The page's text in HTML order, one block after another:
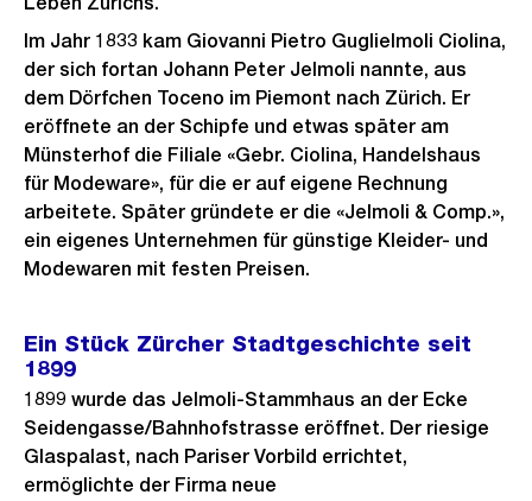
Im Jahr 1833 kam Giovanni Pietro Guglielmoli Ciolina,
der sich fortan Johann Peter Jelmoli nannte, aus
dem Dörfchen Toceno im Piemont nach Zürich. Er
eröffnete an der Schipfe und etwas später am
Münsterhof die Filiale «Gebr. Ciolina, Handelshaus
für Modeware», für die er auf eigene Rechnung
arbeitete. Später gründete er die «Jelmoli & Comp.»,
ein eigenes Unternehmen für günstige Kleider- und
Modewaren mit festen Preisen.
Ein Stück Zürcher Stadtgeschichte seit
1899
1899 wurde das Jelmoli-Stammhaus an der Ecke
Seidengasse/Bahnhofstrasse eröffnet. Der riesige
Glaspalast, nach Pariser Vorbild errichtet,
ermöglichte der Firma neue